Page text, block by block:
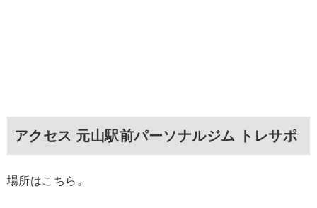
アクセス 元山駅前パーソナルジム トレサポ
場所はこちら。